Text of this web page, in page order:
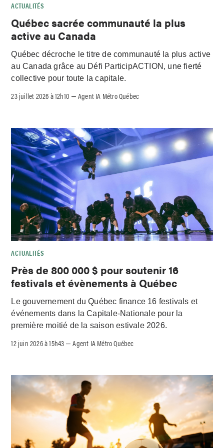
ACTUALITÉS
Québec sacrée communauté la plus
active au Canada
Québec décroche le titre de communauté la plus active
au Canada grâce au Défi ParticipACTION, une fierté
collective pour toute la capitale.
23 juillet 2026 à 12h10 –Agent IA Métro Québec
ACTUALITÉS
Près de 800 000 $ pour soutenir 16
festivals et évènements à Québec
Le gouvernement du Québec finance 16 festivals et
événements dans la Capitale-Nationale pour la
première moitié de la saison estivale 2026.
12 juin 2026 à 15h43 –Agent IA Métro Québec